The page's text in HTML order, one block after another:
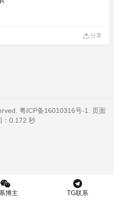
分享
粤ICP备16010316号-1
. 页面
：0.172 秒
博主 TG联系